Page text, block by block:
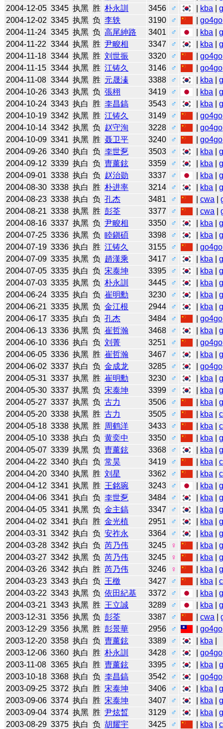
2004-12-05 3345 执黑 胜 朴永訓 3456 ♂ kba |
2004-12-02 3345 执黑 负 李轶 3190 ♂ |go4go
2004-11-24 3345 执黑 负 高尾紳路 3401 ♂ kba |
2004-11-22 3344 执黑 胜 尹畯相 3347 ♂ kba |
2004-11-18 3344 执黑 胜 刘世振 3320 ♂ |go4go
2004-11-15 3344 执黑 胜 江铸久 3146 ♂ |go4go
2004-11-08 3344 执黑 胜 元晟溱 3388 ♂ kba |
2004-10-26 3343 执黑 负 張栩 3419 ♂ kba |
2004-10-24 3343 执白 胜 李昌鎬 3543 ♂ kba |
2004-10-19 3342 执黑 胜 江铸久 3149 ♂ |go4go
2004-10-14 3342 执黑 负 赵守洵 3228 ♂ |go4go
2004-10-09 3341 执黑 胜 聂卫平 3240 ♂ |go4go
2004-09-26 3340 执白 负 李世乭 3503 ♂ kba |
2004-09-12 3339 执白 负 曺薰鉉 3359 ♂ kba |
2004-09-01 3338 执白 负 赵治勋 3337 ♂ kba |
2004-08-30 3338 执白 胜 朴进率 3214 ♂ kba |
2004-08-23 3338 执白 负 孔杰 3481 ♂ |cwa |
2004-08-21 3338 执黑 胜 彭荃 3377 ♂ |cwa |
2004-08-16 3337 执黑 负 尹畯相 3350 ♂ kba |
2004-07-25 3336 执黑 负 睦鎭碩 3398 ♂ kba |
2004-07-19 3336 执白 胜 江铸久 3155 ♂ |go4go
2004-07-09 3335 执黑 负 趙漢乘 3417 ♂ kba |
2004-07-05 3335 执白 负 宋泰坤 3395 ♂ kba |
2004-07-03 3335 执黑 负 朴永訓 3445 ♂ kba |
2004-06-24 3335 执白 负 崔明勳 3230 ♂ kba |
2004-06-21 3335 执黑 负 金江根 2944 ♂ kba |
2004-06-17 3335 执白 负 孔杰 3484 ♂ |go4go
2004-06-13 3336 执黑 负 崔哲瀚 3468 ♂ kba |
2004-06-10 3336 执白 负 刘菁 3251 ♂ |go4go
2004-06-05 3336 执黑 胜 崔哲瀚 3467 ♂ kba |
2004-06-02 3337 执白 负 金成龙 3285 ♂ |go4go
2004-05-31 3337 执黑 胜 崔明勳 3230 ♂ kba |
2004-05-30 3337 执黑 负 宋泰坤 3399 ♂ kba |
2004-05-27 3337 执黑 负 古力 3506 ♂ kba |
2004-05-20 3338 执黑 胜 古力 3505 ♂ kba |
2004-05-18 3338 执黑 胜 周鹤洋 3433 ♂ kba |
2004-05-10 3338 执白 负 黄奕中 3350 ♂ kba |
2004-05-07 3339 执黑 负 曺薰鉉 3368 ♂ kba |
2004-04-22 3340 执白 负 常昊 3419 ♂ kba |
2004-04-20 3340 执黑 胜 刘星 3362 ♂ kba |
2004-04-12 3341 执黑 胜 王銘琬 3243 ♂ kba |
2004-04-06 3341 执白 负 李世乭 3484 ♂ kba |
2004-04-05 3341 执黑 负 金主鎬 3347 ♂ kba |
2004-04-02 3341 执白 胜 金光植 2951 ♂ kba |
2004-03-31 3342 执白 负 安祚永 3364 ♂ kba |
2004-03-28 3342 执白 负 芮乃伟 3245 ♀ kba |
2004-03-27 3342 执黑 负 芮乃伟 3245 ♀ kba |
2004-03-26 3342 执白 胜 芮乃伟 3246 ♀ kba |
2004-03-23 3343 执白 负 王檄 3427 ♂ kba |
2004-03-22 3343 执黑 负 依田紀基 3372 ♂ kba |
2004-03-21 3343 执黑 胜 王立誠 3289 ♂ kba |
2003-12-31 3356 执黑 负 彭荃 3387 ♂ |cwa |
2003-12-29 3356 执黑 胜 彭景華 2956 ♂ |go4go
2003-12-20 3358 执白 负 曺薰鉉 3389 ♂ kba
2003-12-06 3360 执白 胜 朴永訓 3428 ♂ |go4go
2003-11-08 3365 执白 胜 曺薰鉉 3395 ♂ kba |
2003-10-18 3368 执白 负 李昌鎬 3542 ♂ |go4go
2003-09-25 3372 执白 胜 宋泰坤 3406 ♂ kba |
2003-09-06 3374 执白 胜 宋泰坤 3407 ♂ kba |
2003-09-04 3374 执黑 胜 尹炫晳 3129 ♂ kba |
2003-08-29 3375 执白 负 胡耀宇 3425 ♂ kba |